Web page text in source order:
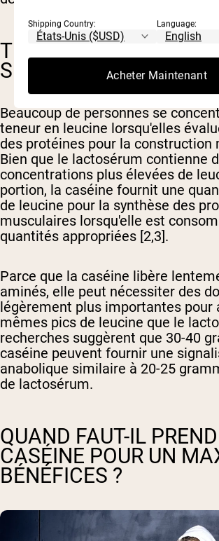
TENEUR EN LEUCINE
SIGNALISATION
Beaucoup de personnes se
teneur en leucine lorsqu'elles
des protéines pour la construction
Bien que le lactosérum contienne
concentrations plus élevées de
portion, la caséine fournit une
de leucine pour la synthèse des
musculaires lorsqu'elle est
quantités appropriées [2,3].
Parce que la caséine libère
aminés, elle peut nécessiter des
légèrement plus importantes pour
mêmes pics de leucine que le
recherches suggèrent que 30-40
caséine peuvent fournir une
anabolique similaire à 20-25
de lactosérum.
QUAND FAUT-IL
CASÉINE POUR UN
BÉNÉFICES ?
Shipping Country: Language:
Acheter Maintenant